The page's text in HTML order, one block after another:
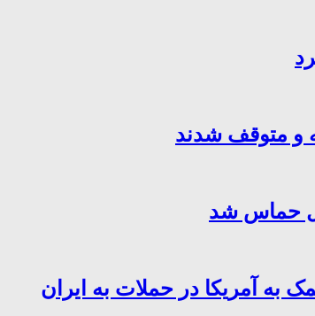
و متوقف شدند
حماس شد
به آمریکا در حملات به ایران